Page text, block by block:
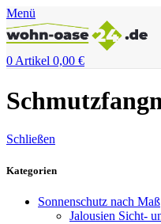
Menü
0Artikel 0,00 €
Schließen
Kategorien
Sonnenschutz nach Maß
Jalousien Sicht-